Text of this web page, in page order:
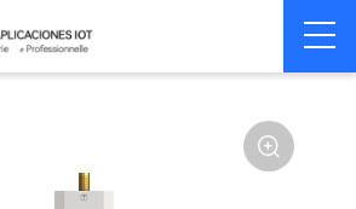
Wireless modem LoRa wirelss modem
